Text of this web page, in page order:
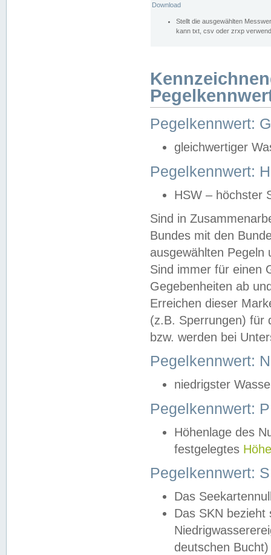
Download
Stellt die ausgewählten
kann txt, csv oder zrxp
Pegelkennwert:
gleichwertiger
Pegelkennwert:
HSW – höchster
Sind in
Bundes mit den
ausgewählten
Sind immer für einen
Gegebenheiten ab
Erreichen dieser
(z.B. Sperrungen) für
bzw. werden bei
Pegelkennwert:
niedrigster
Pegelkennwert:
Höhenlage des
festgelegtes
Pegelkennwert:
Das
Das SKN
deutschen